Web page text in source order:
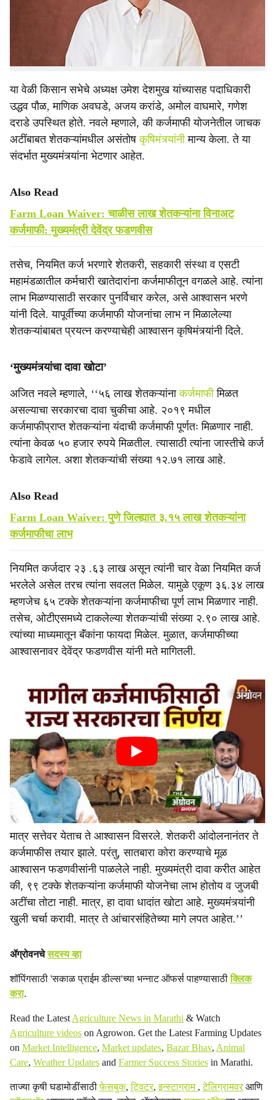
यांनी अखिल भारतीय किसान सभेच्या शिष्टमंडळाला दिले. कृषिमंत्री
व शेतकरी शिष्टमंडळाशी शुक्रवारी (ता.१२) सकाळी पुण्यात
झालेल्या चर्चेची माहिती किसान सभेचे केंद्रीय सहसचिव डॉ. अजित
नवले यांनी पत्रकार परिषदेत दिली.
या वेळी किसान सभेचे अध्यक्ष उमेश देशमुख यांच्यासह पदाधिकारी
उद्धव पौळ, माणिक अवघडे, अजय करांडे, अमोल वाघमारे, गणेश
दराडे उपस्थित होते. नवले म्हणाले, की कर्जमाफी योजनेतील जाचक
अटींबाबत शेतकऱ्यांमधील असंतोषकृषिमंत्र्यांनीमान्य केला. ते या
संदर्भात मुख्यमंत्र्यांना भेटणार आहेत.
Also Read
Farm Loan Waiver: चाळीस लाख शेतकऱ्यांना विनाअट
कर्जमाफी: मुख्यमंत्री देवेंद्र फडणवीस
तसेच, नियमित कर्ज भरणारे शेतकरी, सहकारी संस्था व एसटी
महामंडळातील कर्मचारी खातेदारांना कर्जमाफीतून वगळले आहे. त्यांना
लाभ मिळण्यासाठी सरकार पुनर्विचार करेल, असे आश्वासन भरणे
यांनी दिले. यापूर्वीच्या कर्जमाफी योजनांचा लाभ न मिळालेल्या
शेतकऱ्यांबाबत प्रयत्न करण्याचेही आश्वासन कृषिमंत्र्यांनी दिले.
‘मुख्यमंत्र्यांचा दावा खोटा’
अजित नवले म्हणाले, ‘‘५६ लाख शेतकऱ्यांनाकर्जमाफीमिळत
असल्याचा सरकारचा दावा चुकीचा आहे. २०१९ मधील
कर्जमाफीप्राप्त शेतकऱ्यांना यंदाची कर्जमाफी पूर्णतः मिळणार नाही.
त्यांना केवळ ५० हजार रुपये मिळतील. त्यासाठी त्यांना जास्तीचे कर्ज
फेडावे लागेल. अशा शेतकऱ्यांची संख्या १२.७१ लाख आहे.
Also Read
Farm Loan Waiver: पुणे जिल्ह्यात ३.१५ लाख शेतकऱ्यांना
कर्जमाफीचा लाभ
नियमित कर्जदार २३ .६३ लाख असून त्यांनी चार वेळा नियमित कर्ज
भरलेले असेल तरच त्यांना सवलत मिळेल. यामुळे एकूण ३६.३४ लाख
म्हणजेच ६५ टक्के शेतकऱ्यांना कर्जमाफीचा पूर्ण लाभ मिळणार नाही.
तसेच, ओटीएसमध्ये टाकलेल्या शेतकऱ्यांची संख्या २.९० लाख आहे.
त्यांच्या माध्यमातून बॅंकांना फायदा मिळेल. मुळात, कर्जमाफीच्या
आश्वासनावर देवेंद्र फडणवीस यांनी मते मागितली.
मात्र सत्तेवर येताच ते आश्वासन विसरले. शेतकरी आंदोलनानंतर ते
कर्जमाफीस तयार झाले. परंतु, सातबारा कोरा करण्याचे मूळ
आश्वासन फडणवीसांनी पाळलेले नाही. मुख्यमंत्री दावा करीत आहेत
की, ९९ टक्के शेतकऱ्यांना कर्जमाफी योजनेचा लाभ होतोय व जुजबी
अटींचा तोटा नाही. मात्र, हा दावा धादांत खोटा आहे. मुख्यमंत्र्यांनी
खुली चर्चा करावी. मात्र ते आंचारसंहितेच्या मागे लपत आहेत.’’
ॲग्रोवनचेसदस्य व्हा
शॉपिंगसाठी 'सकाळ प्राईम डील्स'च्या भन्नाट ऑफर्स पाहण्यासाठीक्लिक
करा.
Read the Latest Agriculture News in Marathi & Watch
Agriculture videos on Agrowon. Get the Latest Farming Updates
on Market Intelligence, Market updates, Bazar Bhav, Animal
Care, Weather Updates and Farmer Success Stories in Marathi.
ताज्या कृषी घडामोडींसाठीफेसबुक,ट्विटर,इन्स्टाग्राम ,टेलिग्रामवरआणि